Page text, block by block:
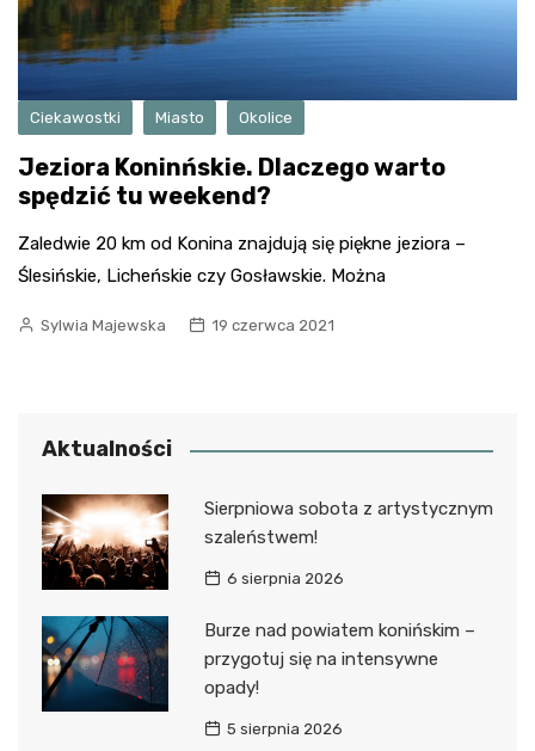
Ciekawostki Miasto Okolice
Jeziora Koninńskie. Dlaczego warto
spędzić tu weekend?
Zaledwie 20 km od Konina znajdują się piękne jeziora –
Ślesińskie, Licheńskie czy Gosławskie. Można
Sylwia Majewska 19 czerwca 2021
Aktualności
Sierpniowa sobota z artystycznym
szaleństwem!
6 sierpnia 2026
Burze nad powiatem konińskim –
przygotuj się na intensywne
opady!
5 sierpnia 2026